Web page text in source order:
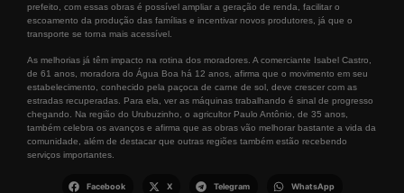
prefeito, com essas obras é possível ampliar a geração de renda, facilitar o
escoamento da produção das famílias e incentivar novos produtores, já que o
transporte se torna mais acessível.
As melhorias já têm impacto na rotina dos moradores. A comerciante Isabel Castro,
de 61 anos, moradora do Água Boa há 12 anos, afirma que o movimento em seu
estabelecimento, conhecido pela paçoca de carne de sol, deve crescer com as
estradas recuperadas. Para ela, ver as máquinas trabalhando é sinal de progresso
chegando. Na região do Urubuzinho, o agricultor Paulo Antônio, de 35 anos,
também celebra os avanços e afirma que as obras vão melhorar bastante a vida da
comunidade, além de destacar que outras regiões também estão recebendo
serviços importantes.
Facebook X Telegram WhatsApp